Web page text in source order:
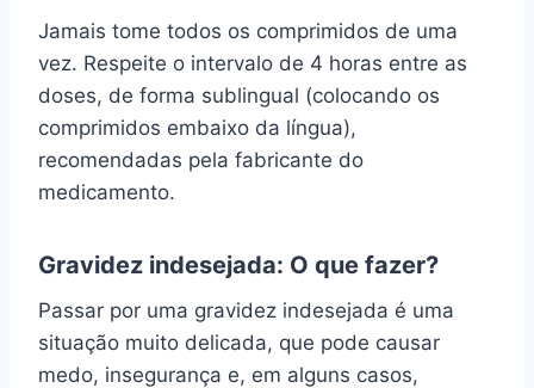
Jamais tome todos os comprimidos de uma
vez. Respeite o intervalo de 4 horas entre as
doses, de forma sublingual (colocando os
comprimidos embaixo da língua),
recomendadas pela fabricante do
medicamento.
Gravidez indesejada: O que fazer?
Passar por uma gravidez indesejada é uma
situação muito delicada, que pode causar
medo, insegurança e, em alguns casos,